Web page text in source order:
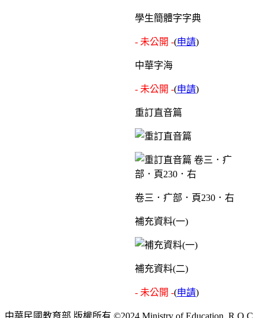
學生簡體字字典
- 未公開 -(申請)
中華字海
- 未公開 -(申請)
重訂直音篇
卷三．疒部．頁230．右
補充資料(一)
補充資料(二)
- 未公開 -(申請)
中華民國教育部 版權所有 ©2024 Ministry of Education, R.O.C.